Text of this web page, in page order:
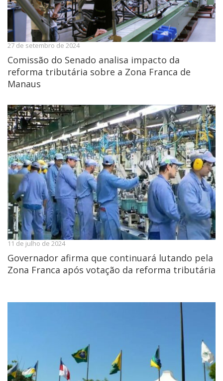
27 de setembro de 2024
Comissão do Senado analisa impacto da
reforma tributária sobre a Zona Franca de
Manaus
11 de julho de 2024
Governador afirma que continuará lutando pela
Zona Franca após votação da reforma tributária